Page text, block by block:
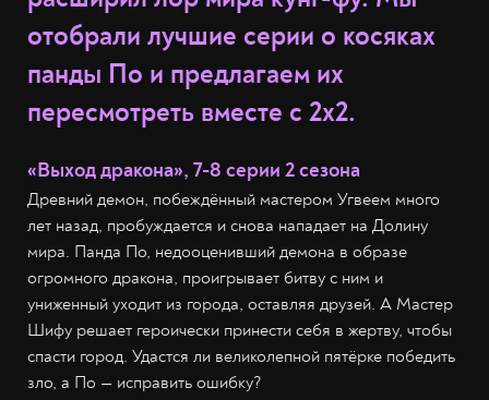
отобрали лучшие серии о косяках
панды По и предлагаем их
пересмотреть вместе с 2х2.
«Выход дракона», 7-8 серии 2 сезона
Древний демон, побеждённый мастером Угвеем много
лет назад, пробуждается и снова нападает на Долину
мира. Панда По, недооценивший демона в образе
огромного дракона, проигрывает битву с ним и
униженный уходит из города, оставляя друзей. А Мастер
Шифу решает героически принести себя в жертву, чтобы
спасти город. Удастся ли великолепной пятёрке победить
зло, а По — исправить ошибку?